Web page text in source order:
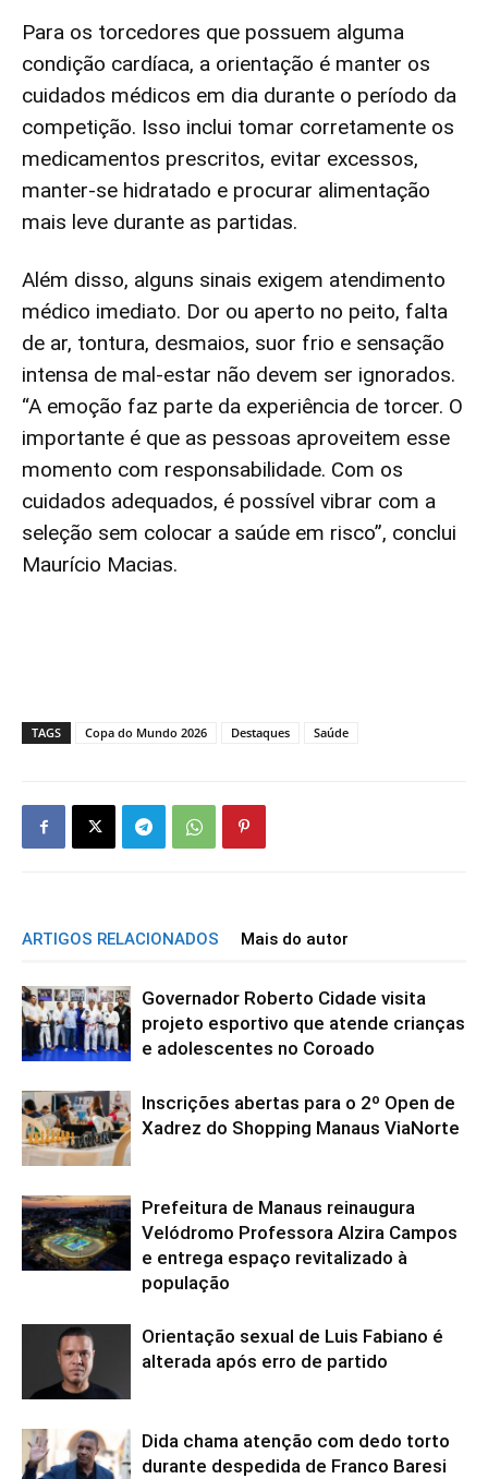
Para os torcedores que possuem alguma
condição cardíaca, a orientação é manter os
cuidados médicos em dia durante o período da
competição. Isso inclui tomar corretamente os
medicamentos prescritos, evitar excessos,
manter-se hidratado e procurar alimentação
mais leve durante as partidas.
Além disso, alguns sinais exigem atendimento
médico imediato. Dor ou aperto no peito, falta
de ar, tontura, desmaios, suor frio e sensação
intensa de mal-estar não devem ser ignorados.
“A emoção faz parte da experiência de torcer. O
importante é que as pessoas aproveitem esse
momento com responsabilidade. Com os
cuidados adequados, é possível vibrar com a
seleção sem colocar a saúde em risco”, conclui
Maurício Macias.
TAGS Copa do Mundo 2026 Destaques Saúde
ARTIGOS RELACIONADOS Mais do autor
Governador Roberto Cidade visita
projeto esportivo que atende crianças
e adolescentes no Coroado
Inscrições abertas para o 2º Open de
Xadrez do Shopping Manaus ViaNorte
Prefeitura de Manaus reinaugura
Velódromo Professora Alzira Campos
e entrega espaço revitalizado à
população
Orientação sexual de Luis Fabiano é
alterada após erro de partido
Dida chama atenção com dedo torto
durante despedida de Franco Baresi